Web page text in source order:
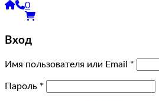
0
Вход
Имя пользователя или Email *
Пароль *